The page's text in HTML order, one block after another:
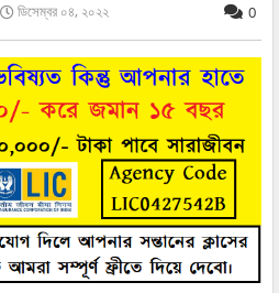
ডিসেম্বর ০৪, ২০২২ 0